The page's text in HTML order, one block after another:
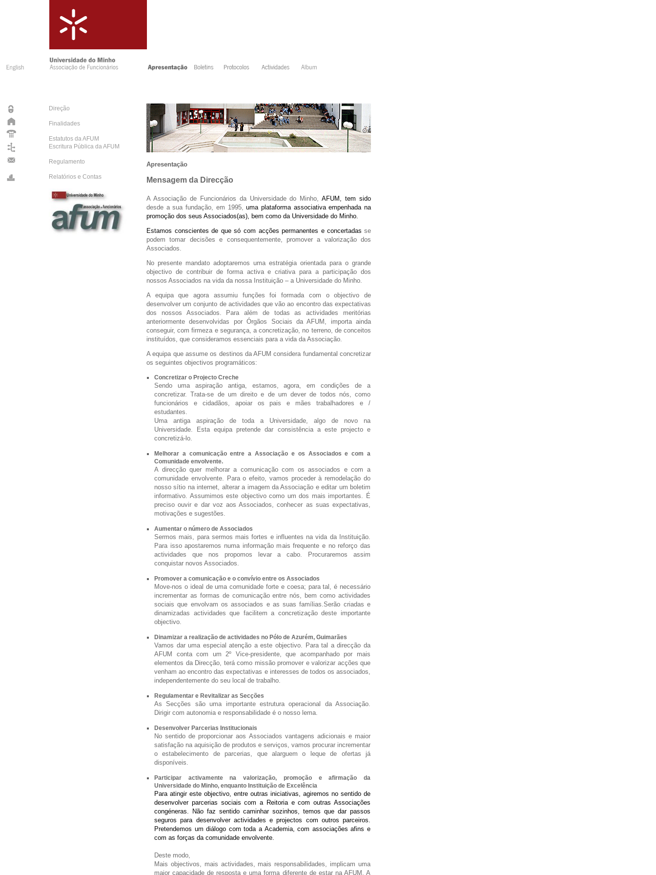
Direção
Finalidades
Estatutos da AFUM
Escritura Pública da AFUM
Regulamento
Relatórios e Contas
Apresentação
Mensagem da Direcção
A Associação de Funcionários da Universidade do Minho,AFUM, tem sido
desde a sua fundação, em 1995, uma plataforma associativa empenhada na
promoção dos seus Associados(as), bem como da Universidade do Minho.
Estamos conscientes de que só com acções permanentes e concertadas se
podem tomar decisões e consequentemente, promover a valorização dos
Associados.
No presente mandato adoptaremos uma estratégia orientada para o grande
objectivo de contribuir de forma activa e criativa para a participação dos
nossos Associados na vida da nossa Instituição – a Universidade do Minho.
A equipa que agora assumiu funções foi formada com o objectivo de
desenvolver um conjunto de actividades que vão ao encontro das expectativas
dos nossos Associados. Para além de todas as actividades meritórias
anteriormente desenvolvidas por Órgãos Sociais da AFUM, importa ainda
conseguir, com firmeza e segurança, a concretização, no terreno, de conceitos
instituídos, que consideramos essenciais para a vida da Associação.
A equipa que assume os destinos da AFUM considera fundamental concretizar
os seguintes objectivos programáticos:
Concretizar o Projecto Creche
Sendo uma aspiração antiga, estamos, agora, em condições de a
concretizar. Trata-se de um direito e de um dever de todos nós, como
funcionários e cidadãos, apoiar os pais e mães trabalhadores e /
estudantes.
Uma antiga aspiração de toda a Universidade, algo de novo na
Universidade. Esta equipa pretende dar consistência a este projecto e
concretizá-lo.
Melhorar a comunicação entre a Associação e os Associados e com a
Comunidade envolvente.
A direcção quer melhorar a comunicação com os associados e com a
comunidade envolvente. Para o efeito, vamos proceder à remodelação do
nosso sítio na internet, alterar a imagem da Associação e editar um boletim
informativo. Assumimos este objectivo como um dos mais importantes. É
preciso ouvir e dar voz aos Associados, conhecer as suas expectativas,
motivações e sugestões.
Aumentar o número de Associados
Sermos mais, para sermos mais fortes e influentes na vida da Instituição.
Para isso apostaremos numa informação mais frequente e no reforço das
actividades que nos propomos levar a cabo. Procuraremos assim
conquistar novos Associados.
Promover a comunicação e o convívio entre os Associados
Move-nos o ideal de uma comunidade forte e coesa; para tal, é necessário
incrementar as formas de comunicação entre nós, bem como actividades
sociais que envolvam os associados e as suas famílias.Serão criadas e
dinamizadas actividades que facilitem a concretização deste importante
objectivo.
Dinamizar a realização de actividades no Pólo de Azurém, Guimarães
Vamos dar uma especial atenção a este objectivo. Para tal a direcção da
AFUM conta com um 2º Vice-presidente, que acompanhado por mais
elementos da Direcção, terá como missão promover e valorizar acções que
venham ao encontro das expectativas e interesses de todos os associados,
independentemente do seu local de trabalho.
Regulamentar e Revitalizar as Secções
As Secções são uma importante estrutura operacional da Associação.
Dirigir com autonomia e responsabilidade é o nosso lema.
Desenvolver Parcerias Institucionais
No sentido de proporcionar aos Associados vantagens adicionais e maior
satisfação na aquisição de produtos e serviços, vamos procurar incrementar
o estabelecimento de parcerias, que alarguem o leque de ofertas já
disponíveis.
Participar activamente na valorização, promoção e afirmação da
Universidade do Minho, enquanto Instituição de Excelência
Para atingir este objectivo, entre outras iniciativas, agiremos no sentido de
desenvolver parcerias sociais com a Reitoria e com outras Associações
congéneras. Não faz sentido caminhar sozinhos, temos que dar passos
seguros para desenvolver actividades e projectos com outros parceiros.
Pretendemos um diálogo com toda a Academia, com associações afins e
com as forças da comunidade envolvente.
Deste modo,
Mais objectivos, mais actividades, mais responsabilidades, implicam uma
maior capacidade de resposta e uma forma diferente de estar na AFUM. A